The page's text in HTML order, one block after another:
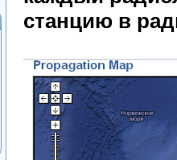
станцию в